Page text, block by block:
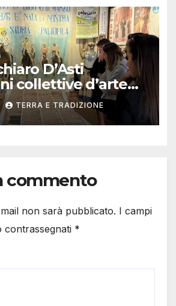
D’Asti
collettive d’arte
TERRA E TRADIZIONE
commento
non sarà pubblicato. I campi
contrassegnati *